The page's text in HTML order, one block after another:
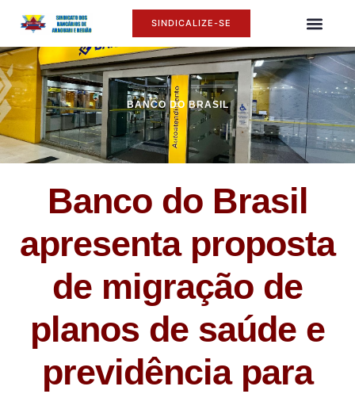
SINDICALIZE-SE
BANCO DO BRASIL
Banco do Brasil
apresenta proposta
de migração de
planos de saúde e
previdência para